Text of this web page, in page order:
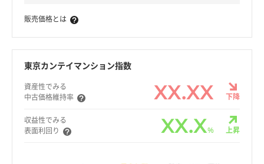
販売価格とは
東京カンテイマンション指数
資産性でみる
中古価格維持率
XX.XX 下降
収益性でみる
表面利回り
XX.X% 上昇